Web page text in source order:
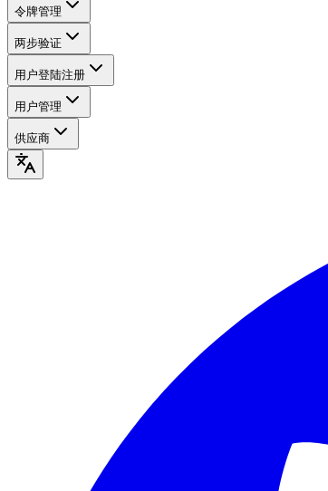
令牌管理
两步验证
用户登陆注册
用户管理
供应商